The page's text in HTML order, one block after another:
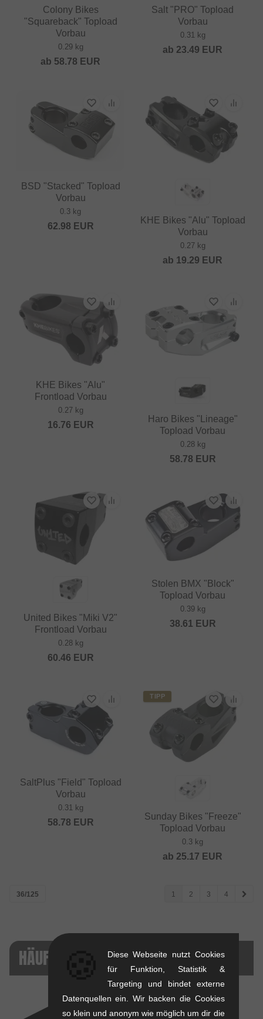
Colony Bikes
"Squareback" Topload
Vorbau
0.29 kg
ab 58.78 EUR
Salt "PRO" Topload
Vorbau
0.31 kg
ab 23.49 EUR
BSD "Stacked" Topload
Vorbau
0.3 kg
62.98 EUR
KHE Bikes "Alu" Topload
Vorbau
0.27 kg
ab 19.29 EUR
KHE Bikes "Alu"
Frontload Vorbau
0.27 kg
16.76 EUR
Haro Bikes "Lineage"
Topload Vorbau
0.28 kg
58.78 EUR
United Bikes "Miki V2"
Frontload Vorbau
0.28 kg
60.46 EUR
Stolen BMX "Block"
Topload Vorbau
0.39 kg
38.61 EUR
SaltPlus "Field" Topload
Vorbau
0.31 kg
58.78 EUR
TIPP
Sunday Bikes "Freeze"
Topload Vorbau
0.3 kg
ab 25.17 EUR
36/125 1 2 3 4
HÄUFIG VERGLICHENDiese Webseite nutzt Cookies
für Funktion, Statistik &
Targeting und bindet externe
Datenquellen ein. Wir backen die Cookies
so klein und anonym wie möglich um dir die